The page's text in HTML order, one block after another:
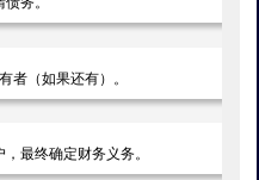
者（如果还有）。
最终确定财务义务。